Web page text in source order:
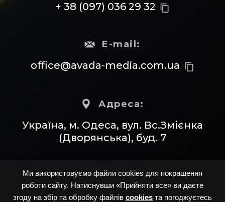
Ми використовуємо файли cookies для покращення
роботи сайту. Натиснувши «Прийняти все» ви даєте
згоду на збір та обробку файлів cookies та погоджуєтесь
+ 38 (097) 036 29 32 content_copy
E-mail:
office@avada-media.com.ua content_copy
Адреса:
Україна, м. Одеса, вул. Вс.Змієнка
(Дворянська), буд. 7
Messengers: